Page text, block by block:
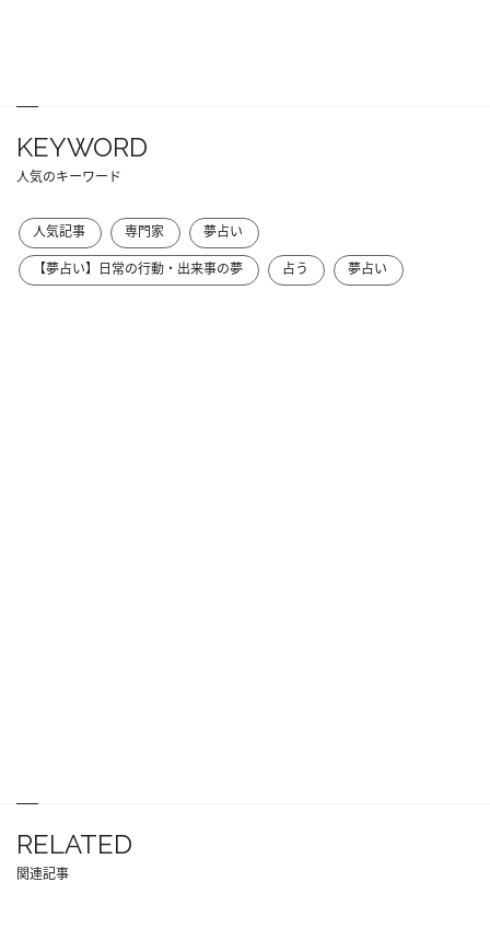
KEYWORD
人気のキーワード
人気記事 専門家
夢占い
【夢占い】日常の行動・出来事の夢
占う 夢占い
RELATED
関連記事